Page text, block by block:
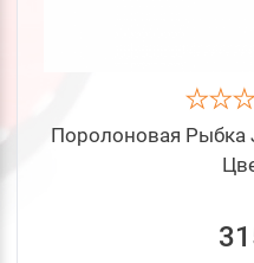
Поролоновая Рыбка